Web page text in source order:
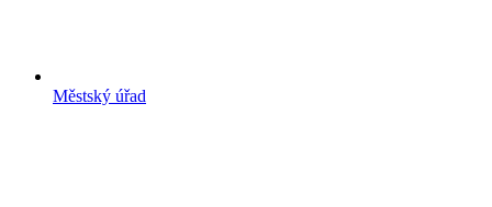
Městský úřad